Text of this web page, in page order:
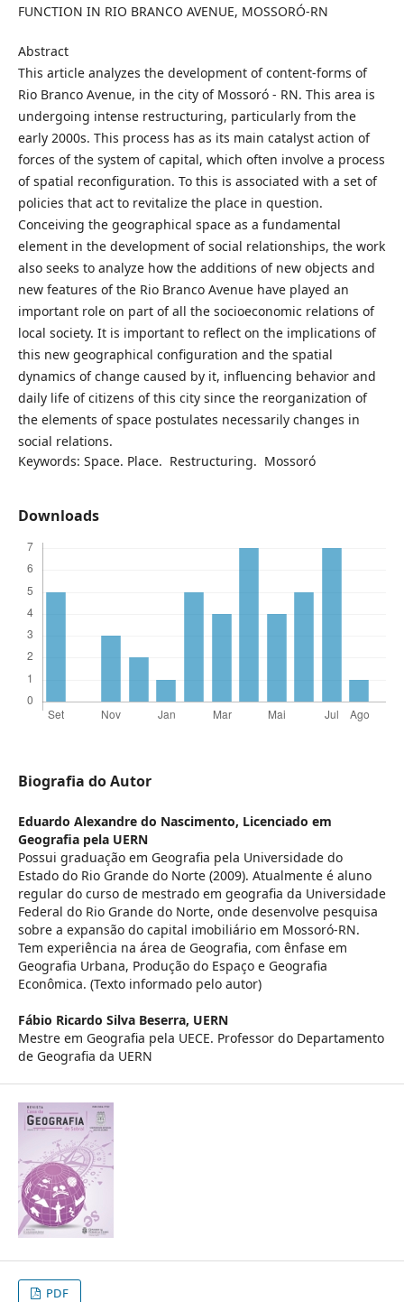
FUNCTION IN RIO BRANCO AVENUE, MOSSORÓ-RN
Abstract
This article analyzes the development of content-forms of
Rio Branco Avenue, in the city of Mossoró - RN. This area is
undergoing intense restructuring, particularly from the
early 2000s. This process has as its main catalyst action of
forces of the system of capital, which often involve a process
of spatial reconfiguration. To this is associated with a set of
policies that act to revitalize the place in question.
Conceiving the geographical space as a fundamental
element in the development of social relationships, the work
also seeks to analyze how the additions of new objects and
new features of the Rio Branco Avenue have played an
important role on part of all the socioeconomic relations of
local society. It is important to reflect on the implications of
this new geographical configuration and the spatial
dynamics of change caused by it, influencing behavior and
daily life of citizens of this city since the reorganization of
the elements of space postulates necessarily changes in
social relations.
Keywords: Space. Place. Restructuring. Mossoró
Downloads
Biografia do Autor
Eduardo Alexandre do Nascimento, Licenciado em
Geografia pela UERN
Possui graduação em Geografia pela Universidade do
Estado do Rio Grande do Norte (2009). Atualmente é aluno
regular do curso de mestrado em geografia da Universidade
Federal do Rio Grande do Norte, onde desenvolve pesquisa
sobre a expansão do capital imobiliário em Mossoró-RN.
Tem experiência na área de Geografia, com ênfase em
Geografia Urbana, Produção do Espaço e Geografia
Econômica. (Texto informado pelo autor)
Fábio Ricardo Silva Beserra, UERN
Mestre em Geografia pela UECE. Professor do Departamento
de Geografia da UERN
PDF